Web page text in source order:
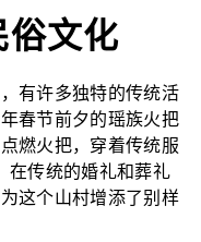
文化
有许多独特的传统活
春节前夕的瑶族火把
燃火把，穿着传统服
在传统的婚礼和葬礼
这个山村增添了别样